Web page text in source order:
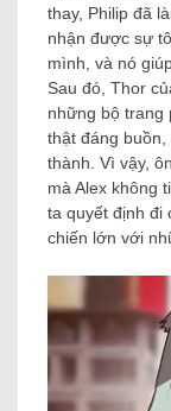
thay, Philip đã
nhận được sự
mình, và nó
Sau đó, Thor
những bộ trang
thật đáng buồn,
thành. Vì vậy,
mà Alex không
ta quyết định đi
chiến lớn với